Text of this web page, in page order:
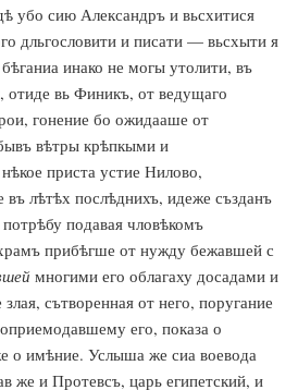
убо сию Александръ и вьсхитися
дльгословити и писати — вьсхыти я
инако не могы утолити, въ
вь Финикъ, от ведущаго
гонение бо ожидааше от
вѣтры крѣпкыми и
приста устие Нилово,
въ лѣтѣх послѣднихъ, идеже създанъ
подавая чловѣкомъ
прибѣгше от нужду бежавшей с
многими его облагаху досадами и
сътворенная от него, поругание
его, показа о
о имѣние. Услыша же сиа воевода
же и Протевсъ, царь египетский, и